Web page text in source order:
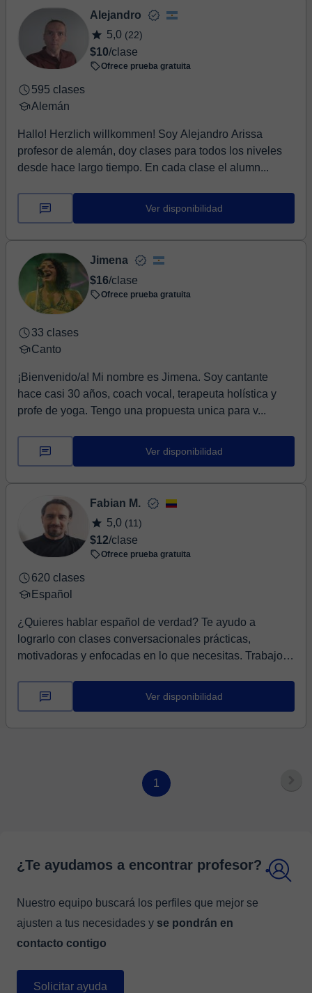
Alejandro
5,0 (22)
$10/clase
Ofrece prueba gratuita
595 clases
Alemán
Hallo! Herzlich willkommen! Soy Alejandro Arissa
profesor de alemán, doy clases para todos los niveles
desde hace largo tiempo. En cada clase el alumn...
Ver disponibilidad
Jimena
$16/clase
Ofrece prueba gratuita
33 clases
Canto
¡Bienvenido/a! Mi nombre es Jimena. Soy cantante
hace casi 30 años, coach vocal, terapeuta holística y
profe de yoga. Tengo una propuesta unica para v...
Ver disponibilidad
Fabian M.
5,0 (11)
$12/clase
Ofrece prueba gratuita
620 clases
Español
¿Quieres hablar español de verdad? Te ayudo a
lograrlo con clases conversacionales prácticas,
motivadoras y enfocadas en lo que necesitas. Trabajo
Ver disponibilidad
1
¿Te ayudamos a encontrar profesor?
Nuestro equipo buscará los perfiles que mejor se
ajusten a tus necesidades y se pondrán en
contacto contigo
Solicitar ayuda